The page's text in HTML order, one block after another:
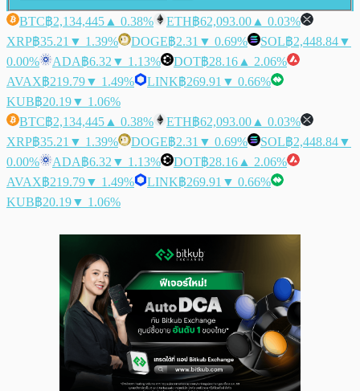
BTC฿2,134,445 ▲ 0.38% ETH฿62,093.00 ▲ 0.03%
XRP฿35.21 ▼ 1.39% DOGE฿2.31 ▼ 0.69% SOL฿2,448.84▼
0.00%
ADA฿6.32 ▼ 1.13% DOT฿28.16 ▲ 2.06%
AVAX฿219.79▼ 1.49% LINK฿269.91 ▼ 0.66%
KUB฿20.19▼ 1.06%
BTC฿2,134,445 ▲ 0.38% ETH฿62,093.00 ▲ 0.03%
XRP฿35.21 ▼ 1.39% DOGE฿2.31 ▼ 0.69% SOL฿2,448.84▼
0.00%
ADA฿6.32 ▼ 1.13% DOT฿28.16 ▲ 2.06%
AVAX฿219.79▼ 1.49% LINK฿269.91 ▼ 0.66%
KUB฿20.19▼ 1.06%